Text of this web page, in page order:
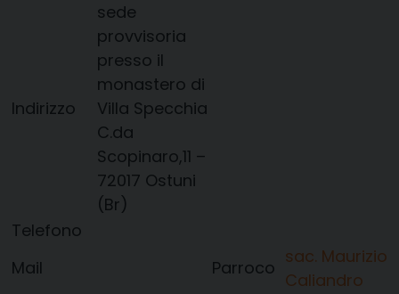
Indirizzo
sede
provvisoria
presso il
monastero di
Villa Specchia
C.da
Scopinaro,11 –
72017 Ostuni
(Br)
Telefono
Mail
Parroco
sac. Maurizio
Caliandro